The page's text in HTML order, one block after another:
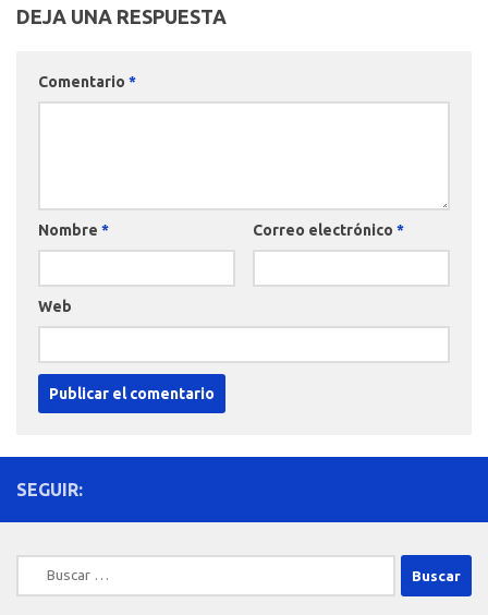
DEJA UNA RESPUESTA
Comentario *
Nombre * Correo electrónico *
Web
SEGUIR:
Buscar: